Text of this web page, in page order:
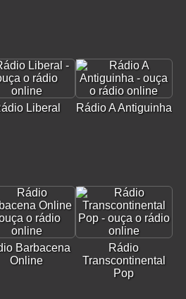
Liberal Rádio A Antiguinha
Barbacena
Online
Rádio
Transcontinental
Pop